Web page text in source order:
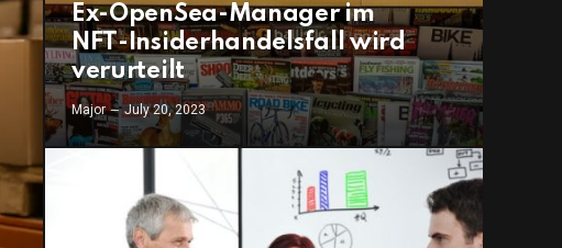
Ex-OpenSea-Manager im
NFT-Insiderhandelsfall wird
verurteilt
Major July 20, 2023